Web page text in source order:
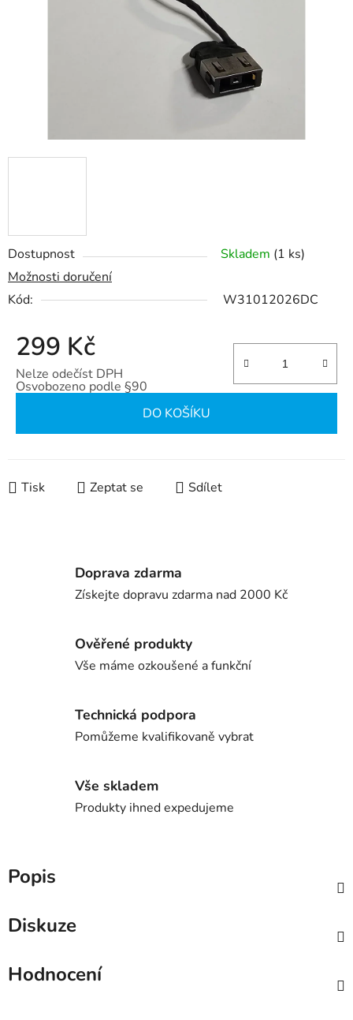
Dostupnost Skladem (1 ks)
Možnosti doručení
Kód:
W31012026DC
299 Kč
Nelze odečíst DPH
Osvobozeno podle §90
DO KOŠÍKU
Tisk Zeptat se Sdílet
Doprava zdarma
Získejte dopravu zdarma nad 2000 Kč
Ověřené produkty
Vše máme ozkoušené a funkční
Technická podpora
Pomůžeme kvalifikovaně vybrat
Vše skladem
Produkty ihned expedujeme
Popis
Diskuze
Hodnocení